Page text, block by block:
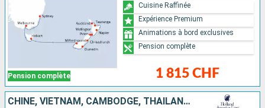
Pension complète 1 815 CHF
Cuisine Raffinée
Expérience Premium
Animations à bord exclusives
Pension complète
CHINE, VIETNAM, CAMBODGE, THAÏLANDE, SINGAPOUR